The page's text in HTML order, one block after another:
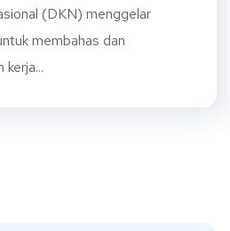
(DKN) menggelar
membahas dan